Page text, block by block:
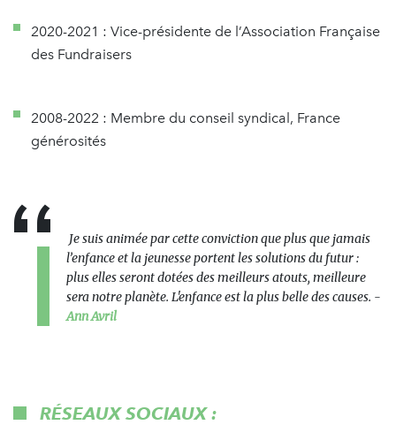
2020-2021 : Vice-présidente de l’Association Française
des Fundraisers
2008-2022 : Membre du conseil syndical, France
générosités
Je suis animée par cette conviction que plus que jamais
l’enfance et la jeunesse portent les solutions du futur :
plus elles seront dotées des meilleurs atouts, meilleure
sera notre planète. L'enfance est la plus belle des causes. -
Ann Avril
RÉSEAUX SOCIAUX :